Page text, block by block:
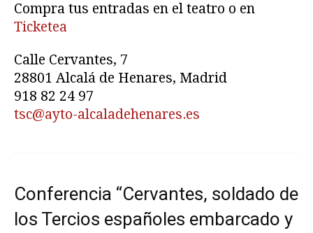
Compra tus entradas en el teatro o en
Ticketea
Calle Cervantes, 7
28801 Alcalá de Henares, Madrid
918 82 24 97
tsc@ayto-alcaladehenares.es
Conferencia “Cervantes, soldado de
los Tercios españoles embarcado y